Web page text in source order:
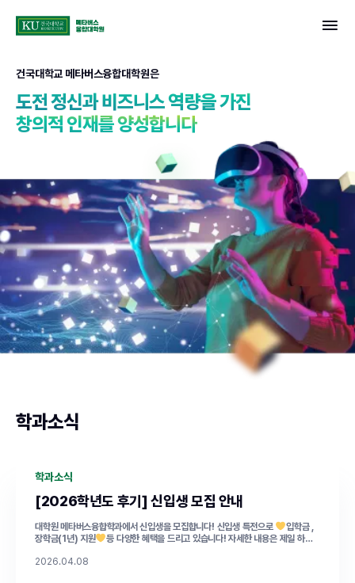
건국대학교 메타버스융합대학원
건국대학교 메타버스융합대학원은
도전 정신과 비즈니스 역량을 가진
창의적 인재를 양성합니다
학과소식
학과소식
[2026학년도 후기] 신입생 모집 안내
대학원 메타버스융합학과에서 신입생을 모집합니다! 신입생 특전으로
입학금 ,
장학금(1년) 지원
등 다양한 혜택을 드리고 있습니다! 자세한 내용은 제일 하단
과정 ✔ 원서접수 : 26. 4. 01. (수) ~ 4. 20. (월) 23:59까지 ✔ 서류제출 : 원서
2026.04.08